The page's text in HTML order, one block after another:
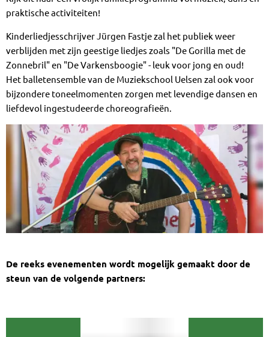
praktische activiteiten!
Kinderliedjesschrijver Jürgen Fastje zal het publiek weer
verblijden met zijn geestige liedjes zoals "De Gorilla met de
Zonnebril" en "De Varkensboogie" - leuk voor jong en oud!
Het balletensemble van de Muziekschool Uelsen zal ook voor
bijzondere toneelmomenten zorgen met levendige dansen en
liefdevol ingestudeerde choreografieën.
De reeks evenementen wordt mogelijk gemaakt door de
steun van de volgende partners: